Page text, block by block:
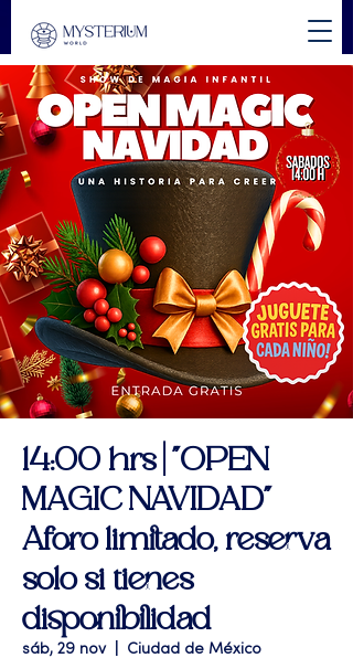
14:00 hrs | "OPEN
MAGIC NAVIDAD"
Aforo limitado, reserva
solo si tienes
disponibilidad
sáb, 29 nov
  |
Ciudad de México